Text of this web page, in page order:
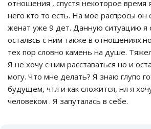
отношения , спустя некоторое время
него кто то есть. На мое распросы он
женат уже 9 дет. Данную ситуацию я
осталвсь с ним также в
тех пор словно камень на душе.
Я не хочу с ним расставаться но и
могу. Что мне делать? Я знаю глупо
будущем, чтл и как сложится, нл я
человеком . Я запуталась в себе.